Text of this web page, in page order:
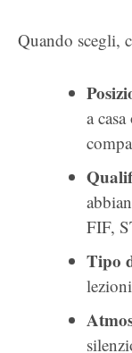
Quando scegli,
a
FIF,
Tipo